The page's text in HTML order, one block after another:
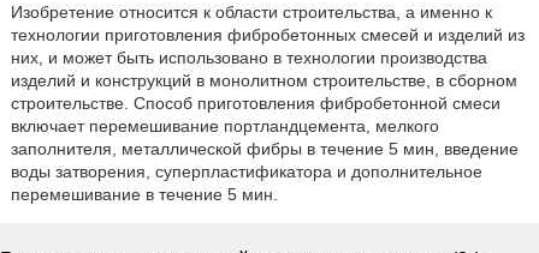
Изобретение относится к области строительства, а именно к
технологии приготовления фибробетонных смесей и изделий из
них, и может быть использовано в технологии производства
изделий и конструкций в монолитном строительстве, в сборном
строительстве. Способ приготовления фибробетонной смеси
включает перемешивание портландцемента, мелкого
заполнителя, металлической фибры в течение 5 мин, введение
воды затворения, суперпластификатора и дополнительное
перемешивание в течение 5 мин.